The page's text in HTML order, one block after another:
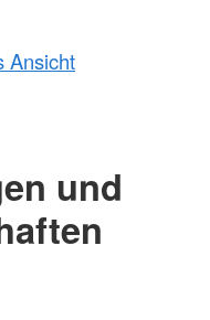
Ansicht
und